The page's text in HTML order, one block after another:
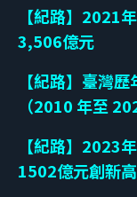
【紀路】2021
3,506億元
【紀路】臺灣
（2010 年至
【紀路】2023
1502億元創新高